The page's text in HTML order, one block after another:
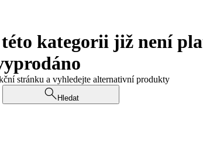
kategorii již není
stránku a vyhledejte alternativní produkty
Hledat